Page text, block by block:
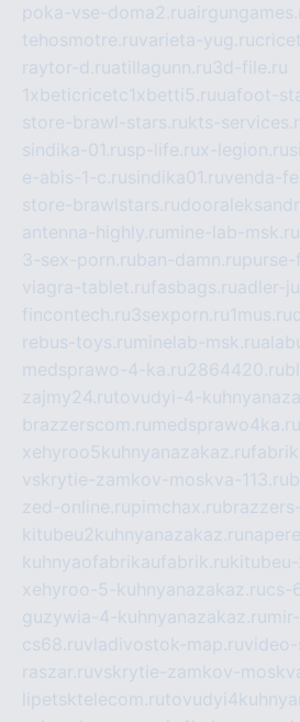
poka-vse-doma2.ru
tehosmotre.ruvarieta-yug.ru
raytor-d.ruatillagunn.ru3d-file.ru
1xbeticricetc1xbetti5.ruuafoot-
store-brawl-stars.rukts-
sindika-01.rusp-life.rux-legion.ru
e-abis-1-c.rusindika01.ruvenda-
store-brawlstars.ru
antenna-highly.ru mine-lab-msk.ru
3-sex-porn.ruban-damn.ru
viagra-tablet.rufasbags.ruadler-
fincontech.ru3sexporn.ru1mus.ru
rebus-toys.ru minelab-msk.ru
medsprawo-4-ka.ru2864420.ru
zajmy24.rutovudyi-4-
brazzerscom.ru medsprawo4ka.ru
xehyroo5kuhnyanazakaz.ru
vskrytie-zamkov-moskva-113.ru
zed-online.rupimchax.ru
kitubeu2kuhnyanazakaz.ru
kuhnyaofabrikaufabrik.ru
xehyroo-5-kuhnyanazakaz.rucs-
guzywia-4-kuhnyanazakaz.ru
cs68.ruvladivostok-map.ruvideo-
raszar.ruvskrytie-zamkov-
lipetsktelecom.ru